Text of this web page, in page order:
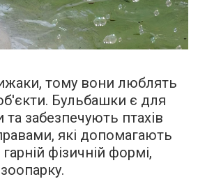
тому вони люблять
Бульбашки є для
забезпечують птахів
які допомагають
фізичній формі,